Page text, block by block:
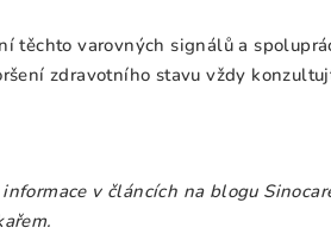
těchto varovných signálů a
zdravotního stavu vždy
informace v článcích na blogu